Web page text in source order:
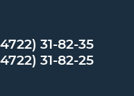
31-82-35
31-82-25